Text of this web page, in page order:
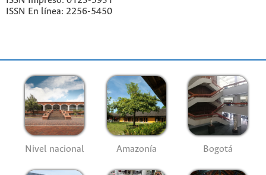
ISSN En línea: 2256-5450
Nivel nacional Amazonía Bogotá